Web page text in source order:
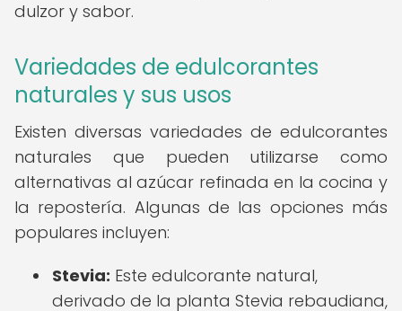
dulzor y sabor.
Variedades de edulcorantes
naturales y sus usos
Existen diversas variedades de edulcorantes
naturales que pueden utilizarse como
alternativas al azúcar refinada en la cocina y
la repostería. Algunas de las opciones más
populares incluyen:
Stevia: Este edulcorante natural,
derivado de la planta Stevia rebaudiana,